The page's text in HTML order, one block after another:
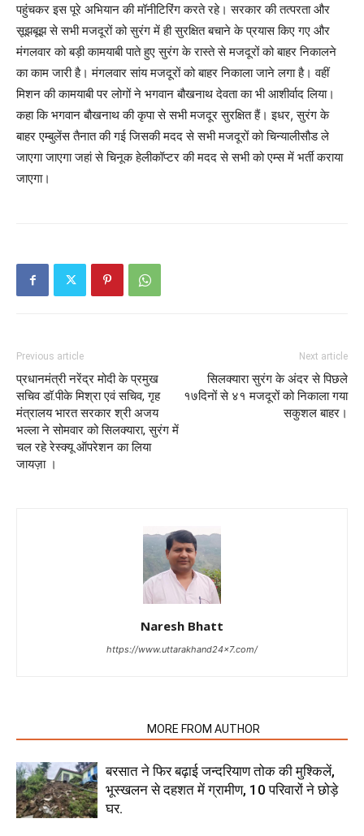
पहुंचकर इस पूरे अभियान की मॉनीटिरिंग करते रहे। सरकार की तत्परता और
सूझबूझ से सभी मजदूरों को सुरंग में ही सुरक्षित बचाने के प्रयास किए गए और
मंगलवार को बड़ी कामयाबी पाते हुए सुरंग के रास्ते से मजदूरों को बाहर निकालने
का काम जारी है। मंगलवार सांय मजदूरों को बाहर निकाला जाने लगा है। वहीं
मिशन की कामयाबी पर लोगों ने भगवान बौखनाथ देवता का भी आशीर्वाद लिया।
कहा कि भगवान बौखनाथ की कृपा से सभी मजदूर सुरक्षित हैं। इधर, सुरंग के
बाहर एम्बुलेंस तैनात की गई जिसकी मदद से सभी मजदूरों को चिन्यालीसौड ले
जाएगा जाएगा जहां से चिनूक हेलीकॉप्टर की मदद से सभी को एम्स में भर्ती कराया
जाएगा।
Previous article
प्रधानमंत्री नरेंद्र मोदी के प्रमुख
सचिव डॉ.पीके मिश्रा एवं सचिव, गृह
मंत्रालय भारत सरकार श्री अजय
भल्ला ने सोमवार को सिलक्यारा, सुरंग में
चल रहे रेस्क्यू ऑपरेशन का लिया
जायज़ा ।
Next article
सिलक्यारा सुरंग के अंदर से पिछले
१७दिनों से ४१ मजदूरों को निकाला गया
सकुशल बाहर।
Naresh Bhatt
https://www.uttarakhand24x7.com/
MORE FROM AUTHOR
बरसात ने फिर बढ़ाई जन्दरियाण तोक की मुश्किलें,
भूस्खलन से दहशत में ग्रामीण, 10 परिवारों ने छोड़े
घर.